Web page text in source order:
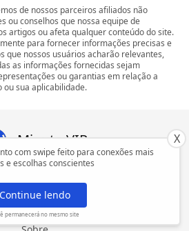
X
com swipe feito para conexões mais
e escolhas conscientes
Continue lendo
permanecerá no mesmo site
de nossos parceiros afiliados não
ou conselhos que nossa equipe de
artigos ou afeta qualquer conteúdo do site.
para fornecer informações precisas e
que nossos usuários acharão relevantes,
as informações fornecidas sejam
ou garantias em relação a
ou sua aplicabilidade.
Minuto VIP
de Privacidade
Termos de Uso